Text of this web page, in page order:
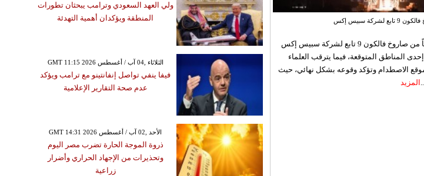
لشركة سبيس إكس
يُعتقد أن جزءاً ضخماً تائهاً من صاروخ فالكون 9 تابع لشركة سبيس إكس
المناطق المتوقعة، فيما يترقب العلماء
الاصطدام وتؤكد وقوعه بشكل نهائي، حيث
المزيد
ولي العهد السعودي وترامب يبحثان تطورات
المنطقة ويؤكدان أهمية التهدئة
GMT 11:15 2026 الثلاثاء ,04 آب / أغسطس
فيفا ينفي تواصل إنفانتينو مع ترامب ويؤكد
عدم صحة التقارير الإعلامية
GMT 14:31 2026 الأحد ,02 آب / أغسطس
ذروة الموجة الحارة تضرب مصر اليوم
وتحذيرات من الإجهاد الحراري وأضرار
زراعية